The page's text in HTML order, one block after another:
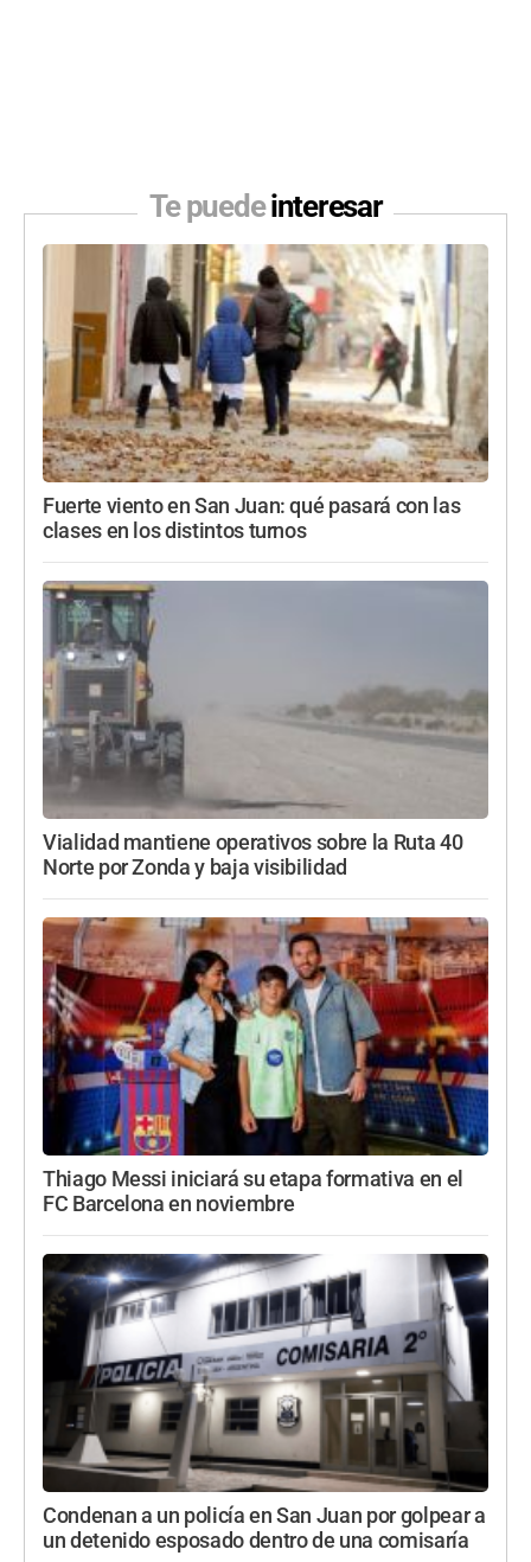
Te puedeinteresar
Fuerte viento en San Juan: qué pasará con las
clases en los distintos turnos
Vialidad mantiene operativos sobre la Ruta 40
Norte por Zonda y baja visibilidad
Thiago Messi iniciará su etapa formativa en el
FC Barcelona en noviembre
Condenan a un policía en San Juan por golpear a
un detenido esposado dentro de una comisaría